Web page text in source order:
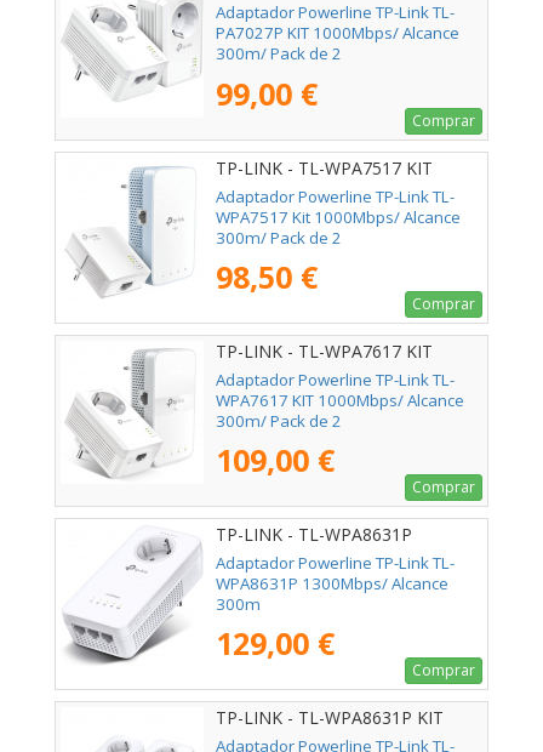
Adaptador Powerline TP-Link TL-
PA7027P KIT 1000Mbps/ Alcance
300m/ Pack de 2
99,00 €
Comprar
TP-LINK - TL-WPA7517 KIT
Adaptador Powerline TP-Link TL-
WPA7517 Kit 1000Mbps/ Alcance
300m/ Pack de 2
98,50 €
Comprar
TP-LINK - TL-WPA7617 KIT
Adaptador Powerline TP-Link TL-
WPA7617 KIT 1000Mbps/ Alcance
300m/ Pack de 2
109,00 €
Comprar
TP-LINK - TL-WPA8631P
Adaptador Powerline TP-Link TL-
WPA8631P 1300Mbps/ Alcance
300m
129,00 €
Comprar
TP-LINK - TL-WPA8631P KIT
Adaptador Powerline TP-Link TL-